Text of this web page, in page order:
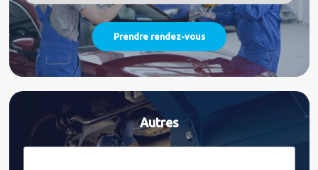
Autres